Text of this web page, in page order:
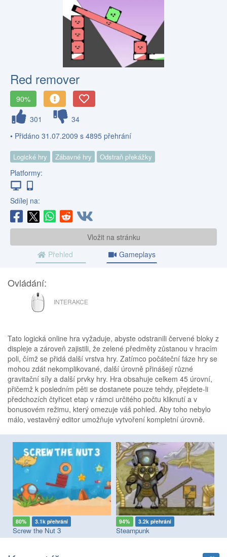
Red remover
90%
301
34
• Přidáno 31.07.2009 s 4895 přehrání
Logické hry Zábavné hry Odstraň překážky
Platformy:
Sdílej na:
Vložit na stránku
Přehled
Gameplays
Ovládání:
MYŠ
INTERAKCE
Tato logická online hra vyžaduje, abyste odstranili červené bloky z
displeje a zároveň zajistili, že zelené předměty zůstanou v hracím
poli, čímž se přidá další vrstva hry. Zatímco počáteční fáze hry se
mohou zdát nekomplikované, další úrovně přinášejí různé
gravitační síly a další prvky hry. Hra obsahuje celkem 45 úrovní,
přičemž k posledním pěti se dostanete pouze tehdy, přejdete-li
předchozích čtyřicet etap v rámci určitého počtu kliknutí a v
bonusovém režimu, který omezuje váš pohled. Aby toho nebylo
málo, vestavěný editor umožňuje vytvoření kompletní úrovně.
80% 3.1k přehrání
Screw the Nut 3
94% 3.2k přehrání
Steampunk